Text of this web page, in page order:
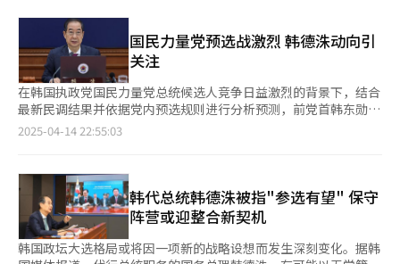
集体不满。更糟的是，新未来民主党常任顾问李洛渊原本有意与韩
德洙组建“修宪联合”，察觉国民力量党内部混乱后决定退出合
作。改革新党大选候选人李俊锡也加快独立步伐，导致韩德洙在中
间选民扩张方面的优势遭到质疑。 金文洙公开呼吁韩德洙留在党
内共同参与大选，并直接提议韩德洙担任选举对策委员会委员长。
韩德洙面对提议称会从实务方面进行讨论，并表示大选期间会向金
程。 11日，在首尔汝矣岛国民力量党总统候选人办公室，国民力
量党总统候选人金文洙（右）和前国务总理韩德洙结束会晤后，拥
抱致意。【图片来源 韩联社】
Research、Korea Research和韩国Research本月5至7日面向
1000名民众实施总统热门候选人支持率调查，于8日公布结果显
示，李在明支持率为43%，无党籍总统候选人初步人选韩德洙为
28%，国民力量党总统候选人金文洙为12%，改革新党总统候选
人李俊锡支持率为5%。 假设李在明、韩德洙、李俊锡形成三者对
决格局，三人支持率分别为44%、34%和6%。假设李在明、金文
洙、李俊锡形成三者对决格局，三人支持率分别为43%、29%和
7%。 政党支持率方面，共同民主党支持率为38%，国民力量党支
出，如果韩德洙正式宣布参选，选民可能会集中支持对单一化谈判
最为积极的候选人。 意识到这一民意走向的金文洙率先与韩德洙
进行单一化接触，洪准杓、韩东勋、安哲秀近期也纷纷暗示不排除
单一化可能性。因此，预计部分候选人还会通过与韩德洙会面等方
式，进一步扩大接触。关于韩德洙参选对保守阵营总统选举局势可
能产生的影响，目前分析意见不一。 YTN委托民调机构Embrain
Public在本月23日至24日面向全国18岁以上1004名选民进行的泛
保守阵营总统候选人适合度调查显示，韩德洙以9%的支持率位列
第四。 在韩国盖洛普22日至24日面向全国18岁以上1005名选民进
行的未来政治领导人好感度调查中，韩德洙的支持率为6%，与韩
东勋（8%）、洪准杓（7%）、金文洙（6%）相差不大。 对于可
能受到韩德洙参选影响的问题，韩东勋阵营的前汝矣岛研究院院长
洪永林26日在汝矣岛竞选办公室举行记者会时强调：“韩东勋候选
人的支持者忠诚度非常高，因此不会受到韩德洙参选变数带来的任
在25人左右。代表团将于22日和23日启程赴美，由经济副总理兼
企划财政部长官崔相穆和产业部长官安德根率领。 “2+2”贸易磋
商将于韩国时间24日晚9时在华盛顿举行，美国财长斯科特·贝森
特、贸易代表办公室（USTR）代表贾米森·格里尔将出席磋商。
崔相穆此行起初目的为出席二十国集团（G20）财长会议和国际货
币基金组织、世界银行的春季年会，但在美方提议下，将举行包含
关税和贸易等议题的“2+2”形式磋商。 就韩美关税贸易问题，韩
德洙指示成立经济安保战略特别工作组，要求有关部门广泛参与对
（音）担任支援组干事。 企划财政部将派出10名左右的负责人参
与磋商，包括负责关税贸易政策的关税政策官、对外经济局长等部
门负责人。产业部将派遣以负责美国贸易实物的美洲贸易科为中心
的10名工作人员，考虑到阿拉斯加液化天然气（LNG）管道项目、
韩美造船领域合作可能成为磋商议题，相关部门负责人也加入谈判
团队。
国民力量党预选战激烈 韩德洙动向引
关注
在韩国执政党国民力量党总统候选人竞争日益激烈的背景下，结合
最新民调结果并依据党内预选规则进行分析预测，前党首韩东勋、
前雇佣劳动部长官金文洙、前大邱市长洪准杓及国会议员罗卿瑗被
参选的呼声不断，这一格局仍存较大变数。已宣布不参选的候选人
所代表的选民意向将如何分散，也成为各方关注的焦点。 韩国媒
体《Nocut新闻》委托韩国社会舆论研究所（KSOI）于4月11日至
12日针对全国18岁以上男女1002人进行民意调查，结果显示，
在“泛保守阵营总统候选人支持率”方面，金文洙支持率为
2025-04-14 22:55:03
韩代总统韩德洙被指"参选有望" 保守
阵营或迎整合新契机
韩国政坛大选格局或将因一项新的战略设想而发生深刻变化。据韩